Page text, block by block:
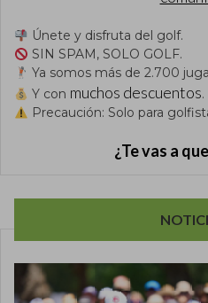
Únete y disfruta del golf.
SIN SPAM, SOLO GOLF.
Ya somos más de 2.700
Y con muchos descuentos.
Precaución: Solo para
¿Te vas a